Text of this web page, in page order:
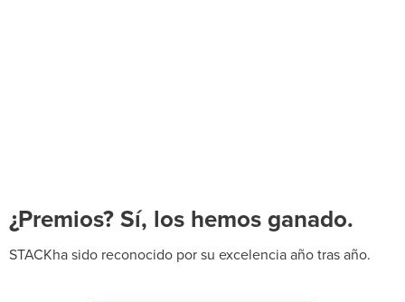
¿Premios? Sí, los hemos ganado.
STACKha sido reconocido por su excelencia año tras año.